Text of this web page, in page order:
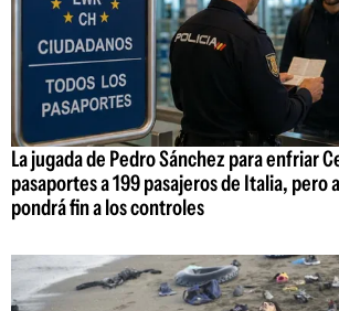
La jugada de Pedro Sánchez para enfriar
pasaportes a 199 pasajeros de Italia, pero
pondrá fin a los controles